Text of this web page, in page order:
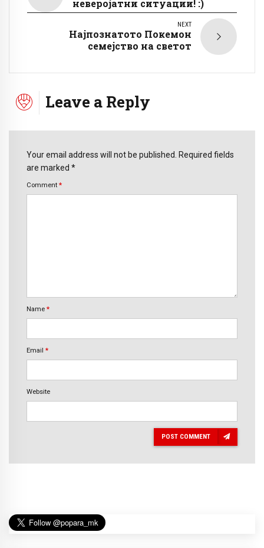
неверојатни ситуации! :)
NEXT
Најпознатото Покемон
семејство на светот
Leave a Reply
Your email address will not be published. Required fields
are marked *
Comment *
Name *
Email *
Website
POST COMMENT